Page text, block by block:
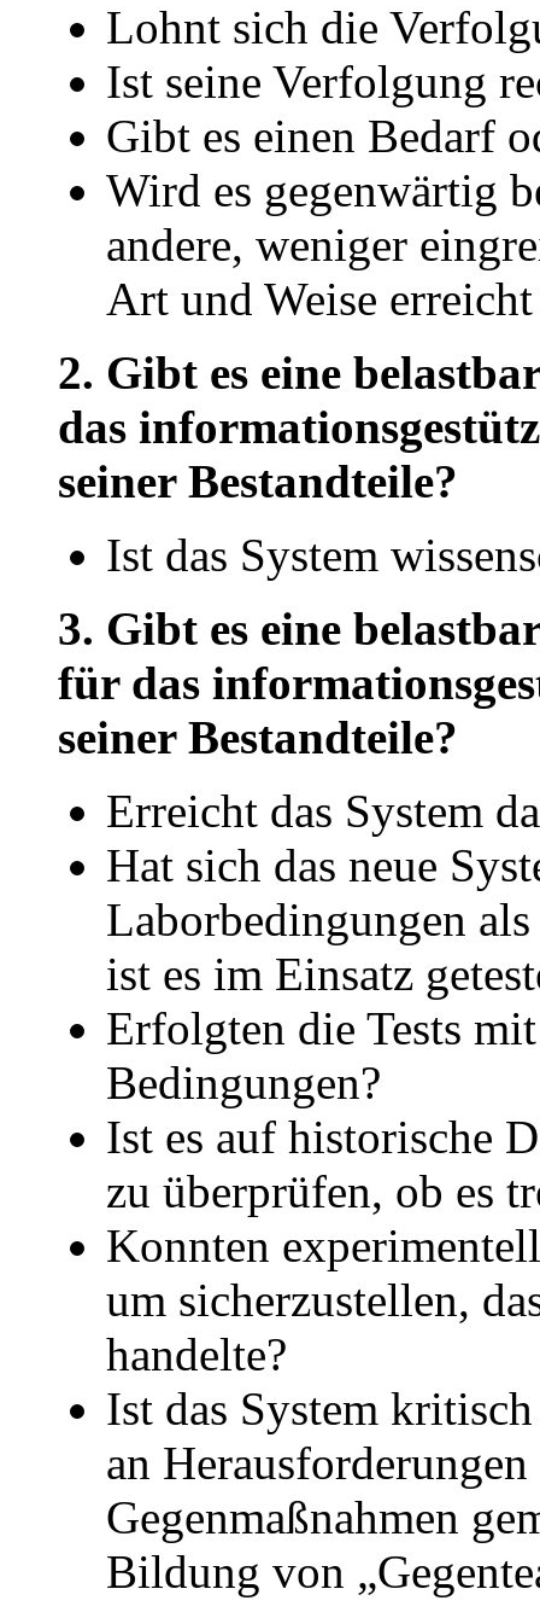
Lohnt sich die
Ist seine Verfolgung
Gibt es einen Bedarf
Wird es gegenwärtig
andere, weniger
Art und Weise
2. Gibt es eine
das
seiner Bestandteile?
Ist das System
3. Gibt es eine
für das
seiner Bestandteile?
Erreicht das System
Hat sich das neue
Laborbedingungen
ist es im Einsatz
Erfolgten die Tests
Bedingungen?
Ist es auf historische
zu überprüfen, ob es
Konnten
um sicherzustellen,
handelte?
Ist das System
an
Gegenmaßnahmen
Bildung von